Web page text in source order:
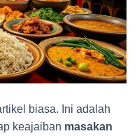
biasa. Ini adalah
keajaiban masakan